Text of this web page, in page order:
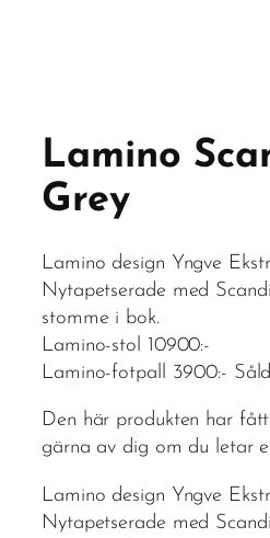
Lamino
Grey
Lamino design Yngve
Nytapetserade med
stomme i bok.
Lamino-stol 10900:-
Lamino-fotpall 3900:- Såld
Den här produkten har
gärna av dig om du letar
Lamino design Yngve
Nytapetserade med